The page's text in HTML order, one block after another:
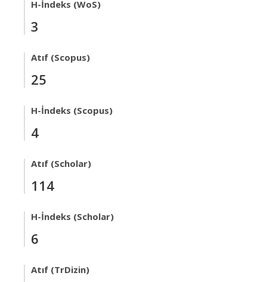
H-İndeks (WoS)
3
Atıf (Scopus)
25
H-İndeks (Scopus)
4
Atıf (Scholar)
114
H-İndeks (Scholar)
6
Atıf (TrDizin)